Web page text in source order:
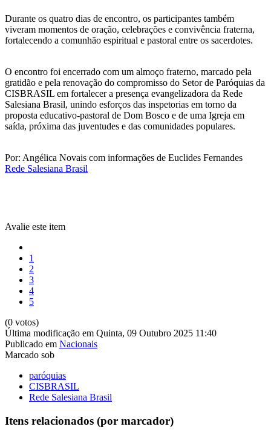
Durante os quatro dias de encontro, os participantes também
viveram momentos de oração, celebrações e convivência fraterna,
fortalecendo a comunhão espiritual e pastoral entre os sacerdotes.
O encontro foi encerrado com um almoço fraterno, marcado pela
gratidão e pela renovação do compromisso do Setor de Paróquias da
CISBRASIL em fortalecer a presença evangelizadora da Rede
Salesiana Brasil, unindo esforços das inspetorias em torno da
proposta educativo-pastoral de Dom Bosco e de uma Igreja em
saída, próxima das juventudes e das comunidades populares.
Por: Angélica Novais com informações de Euclides Fernandes
Rede Salesiana Brasil
Avalie este item
1
2
3
4
5
(0 votos)
Última modificação em Quinta, 09 Outubro 2025 11:40
Publicado em Nacionais
Marcado sob
paróquias
CISBRASIL
Rede Salesiana Brasil
Itens relacionados (por marcador)